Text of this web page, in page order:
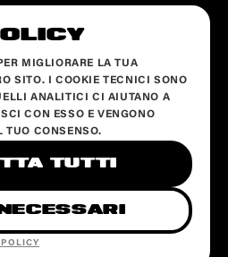
MIGLIORARE LA TUA
SITO. I COOKIE TECNICI SONO
ANALITICI CI AIUTANO A
CON ESSO E VENGONO
TUO CONSENSO.
TUTTI